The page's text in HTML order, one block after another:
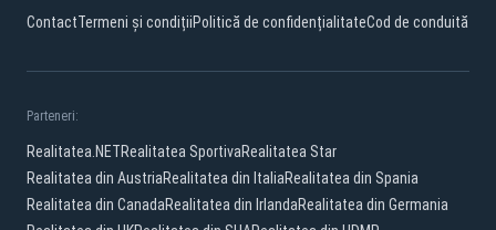
ContactTermeni și condițiiPolitică de confidențialitateCod de conduită
Parteneri:
Realitatea.NETRealitatea SportivaRealitatea Star
Realitatea din AustriaRealitatea din ItaliaRealitatea din Spania
Realitatea din CanadaRealitatea din IrlandaRealitatea din Germania